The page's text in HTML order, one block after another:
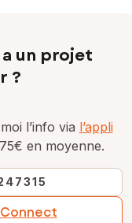
un projet
?
l’info via l’appli
en moyenne.